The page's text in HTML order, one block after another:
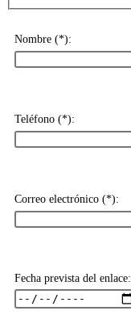
Nombre (*):
Teléfono (*):
Correo electrónico (*):
Fecha prevista del enlace: